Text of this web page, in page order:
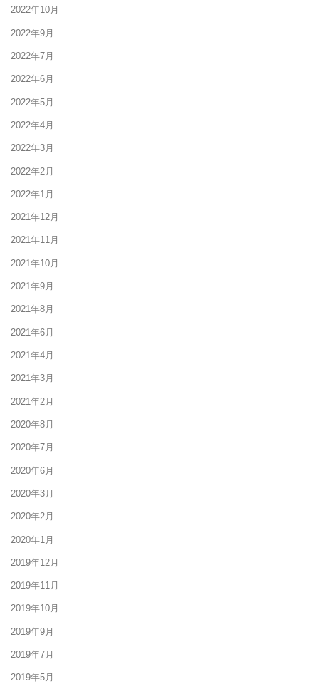
2022年10月
2022年9月
2022年7月
2022年6月
2022年5月
2022年4月
2022年3月
2022年2月
2022年1月
2021年12月
2021年11月
2021年10月
2021年9月
2021年8月
2021年6月
2021年4月
2021年3月
2021年2月
2020年8月
2020年7月
2020年6月
2020年3月
2020年2月
2020年1月
2019年12月
2019年11月
2019年10月
2019年9月
2019年7月
2019年5月